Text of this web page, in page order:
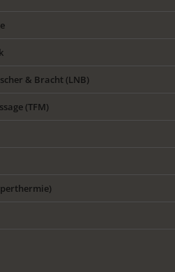
& Bracht (LNB)
(TFM)